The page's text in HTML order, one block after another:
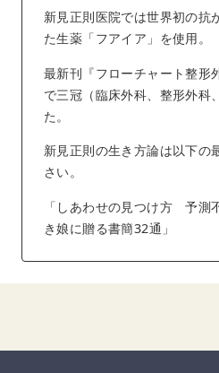
新見正則医院では世界初の抗
た生薬「フアイア」を使用。
最新刊『フローチャート整形
で三冠（臨床外科、整形外科
た。
新見正則の生き方論は以下の
さい。
「しあわせの見つけ方 予測
き娘に贈る書簡32通」